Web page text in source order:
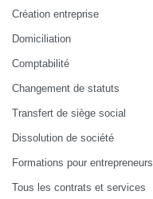
Création entreprise
Domiciliation
Comptabilité
Changement de statuts
Transfert de siège social
Dissolution de société
Formations pour entrepreneurs
Tous les contrats et services